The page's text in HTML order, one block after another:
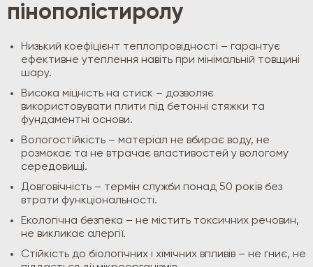
пінополістиролу
Низький коефіцієнт теплопровідності – гарантує
ефективне утеплення навіть при мінімальній товщині
шару.
Висока міцність на стиск – дозволяє
використовувати плити під бетонні стяжки та
фундаментні основи.
Вологостійкість – матеріал не вбирає воду, не
розмокає та не втрачає властивостей у вологому
середовищі.
Довговічність – термін служби понад 50 років без
втрати функціональності.
Екологічна безпека – не містить токсичних речовин,
не викликає алергії.
Стійкість до біологічних і хімічних впливів – не гниє, не